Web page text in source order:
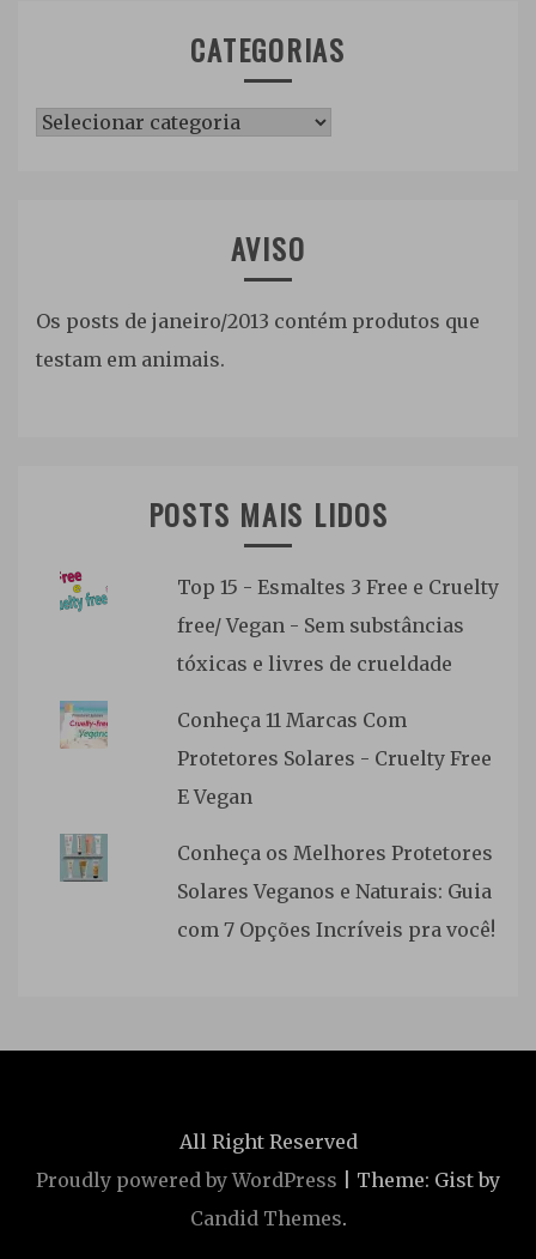
CATEGORIAS
Categorias
AVISO
Os posts de janeiro/2013 contém produtos que
testam em animais.
POSTS MAIS LIDOS
Top 15 - Esmaltes 3 Free e Cruelty
free/ Vegan - Sem substâncias
tóxicas e livres de crueldade
Conheça 11 Marcas Com
Protetores Solares - Cruelty Free
E Vegan
Conheça os Melhores Protetores
Solares Veganos e Naturais: Guia
com 7 Opções Incríveis pra você!
All Right Reserved
Proudly powered by WordPress
Theme: Gist by
Candid Themes.